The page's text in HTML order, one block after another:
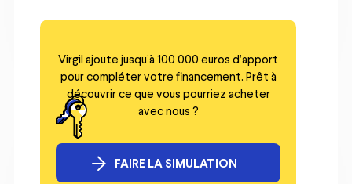
Virgil ajoute jusqu’à 100 000 euros d’apport
pour compléter votre financement. Prêt à
découvrir ce que vous pourriez acheter
avec nous ?
FAIRE LA SIMULATION